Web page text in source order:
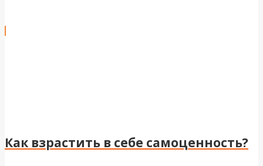
Как взрастить в себе самоценность?